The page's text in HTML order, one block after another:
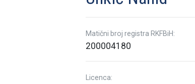
Matični broj registra RKFBiH:
200004180
Licenca: